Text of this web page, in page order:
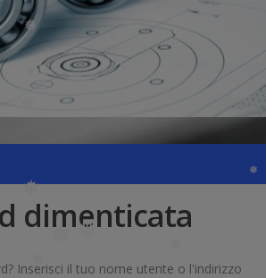
❅
❅
❅
❅
❅
dimenticata
Inserisci il tuo nome utente o l'indirizzo